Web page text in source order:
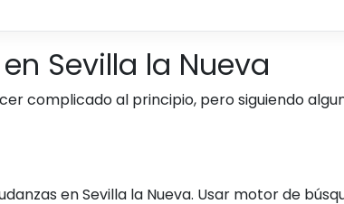
Sevilla la Nueva
complicado al principio, pero siguiendo
en Sevilla la Nueva. Usar motor de